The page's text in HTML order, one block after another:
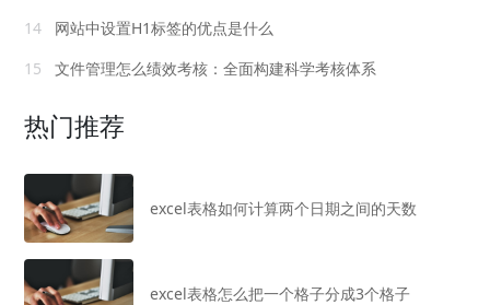
14
网站中设置H1标签的优点是什么
15
文件管理怎么绩效考核：全面构建科学考核体系
热门推荐
excel表格如何计算两个日期之间的天数
excel表格怎么把一个格子分成3个格子